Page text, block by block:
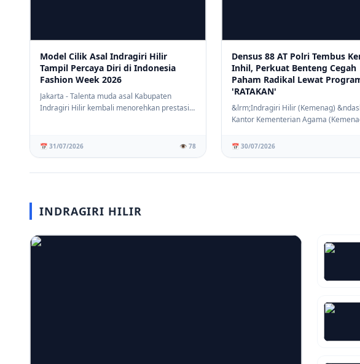
Model Cilik Asal Indragiri Hilir
Tampil Percaya Diri di Indonesia
Fashion Week 2026
Jakarta - Talenta muda asal Kabupaten
Indragiri Hilir kembali menorehkan prestasi
📅 31/07/2026 👁️ 78
Densus 88 AT Polri Tembus
Inhil, Perkuat Benteng Cegah
Paham Radikal Lewat
'RATAKAN'
&lrm;Indragiri Hilir (Kemenag)
Kantor Kementerian Agama
📅 30/07/2026
INDRAGIRI HILIR